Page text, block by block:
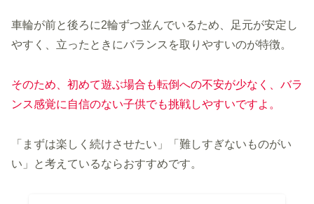
車輪が前と後ろに2輪ずつ並んでいるため、足元が安定し
やすく、立ったときにバランスを取りやすいのが特徴。
そのため、初めて遊ぶ場合も転倒への不安が少なく、バラ
ンス感覚に自信のない子供でも挑戦しやすいですよ。
「まずは楽しく続けさせたい」「難しすぎないものがい
い」と考えているならおすすめです。